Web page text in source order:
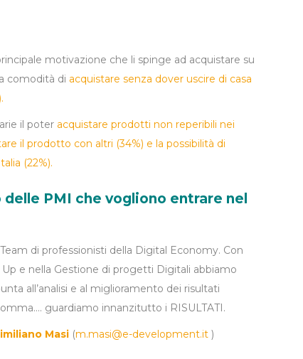
motivazione che li spinge ad acquistare su
comodità di acquistare senza dover uscire di casa
il poter acquistare prodotti non reperibili nei
il prodotto con altri (34%) e la possibilità di
(22%).
PMI che vogliono entrare nel
di professionisti della Digital Economy. Con
e nella Gestione di progetti Digitali abbiamo
all’analisi e al miglioramento dei risultati
guardiamo innanzitutto i RISULTATI.
Masi (m.masi@e-development.it )